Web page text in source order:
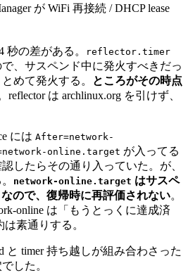
が WiFi 再接続 / DHCP lease
秒の差がある。 reflector.timer
で、サスペンド中に発火すべきだっ
めて発火する。
ところがその時点
reflector は archlinux.org を引けず、
には After=network-
online.target が入ってる
したらその通り入っていた。が、
network-online.target はサスペ
ので、復帰時に再評価されない。
online は「もうとっくに達成済
は素通りする。
と timer 持ち越しが組み合わさった
した。